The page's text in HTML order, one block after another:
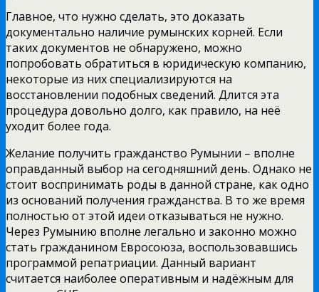
Главное, что нужно сделать, это доказать
документально наличие румынских корней. Если
таких документов не обнаружено, можно
попробовать обратиться в юридическую компанию,
некоторые из них специализируются на
восстановлении подобных сведений. Длится эта
процедура довольно долго, как правило, на неё
уходит более года.
Желание получить гражданство Румынии – вполне
оправданный выбор на сегодняшний день. Однако не
стоит воспринимать роды в данной стране, как одно
из оснований получения гражданства. В то же время
полностью от этой идеи отказываться не нужно.
Через Румынию вполне легально и законно можно
стать гражданином Евросоюза, воспользовавшись
программой репатриации. Данный вариант
считается наиболее оперативным и надёжным для